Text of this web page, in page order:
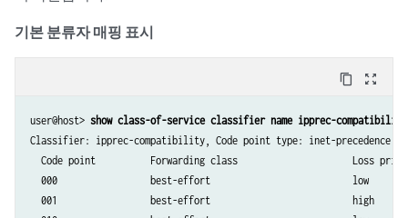
기본 분류자 매핑 표시
content_copy zoom_out_map
user@host> show class-of-service classifier name ipprec-compatibility
Classifier: ipprec-compatibility, Code point type: inet-precedence,
Code point          Forwarding class                     Loss
  000                 best-effort                          low
  001                 best-effort                          high